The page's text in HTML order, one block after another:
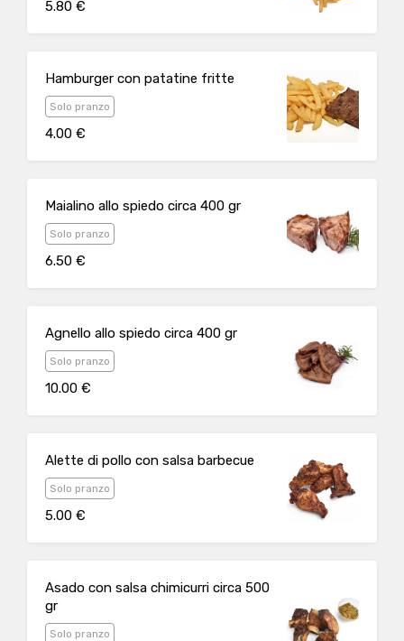
5.80 €
Hamburger con patatine fritte
Solo pranzo
4.00 €
Maialino allo spiedo circa 400 gr
Solo pranzo
6.50 €
Agnello allo spiedo circa 400 gr
Solo pranzo
10.00 €
Alette di pollo con salsa barbecue
Solo pranzo
5.00 €
Asado con salsa chimicurri circa 500
gr
Solo pranzo